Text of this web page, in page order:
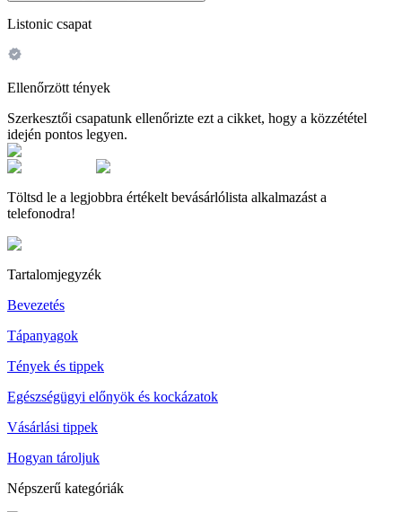
Listonic csapat
Ellenőrzött tények
Szerkesztői csapatunk ellenőrizte ezt a cikket, hogy a közzététel
idején pontos legyen.
Töltsd le a legjobbra értékelt bevásárlólista alkalmazást a
telefonodra!
Tartalomjegyzék
Bevezetés
Tápanyagok
Tények és tippek
Egészségügyi előnyök és kockázatok
Vásárlási tippek
Hogyan tároljuk
Népszerű kategóriák